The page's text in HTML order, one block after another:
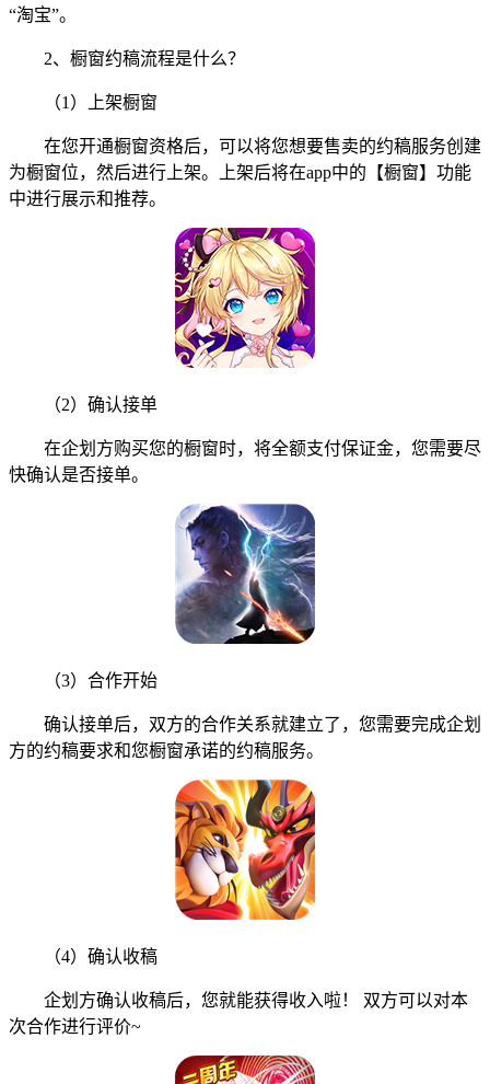
“淘宝”。
2、橱窗约稿流程是什么？
（1）上架橱窗
在您开通橱窗资格后，可以将您想要售卖的约稿服务创建
为橱窗位，然后进行上架。上架后将在app中的【橱窗】功能
中进行展示和推荐。
（2）确认接单
在企划方购买您的橱窗时，将全额支付保证金，您需要尽
快确认是否接单。
（3）合作开始
确认接单后，双方的合作关系就建立了，您需要完成企划
方的约稿要求和您橱窗承诺的约稿服务。
（4）确认收稿
企划方确认收稿后，您就能获得收入啦！ 双方可以对本
次合作进行评价~